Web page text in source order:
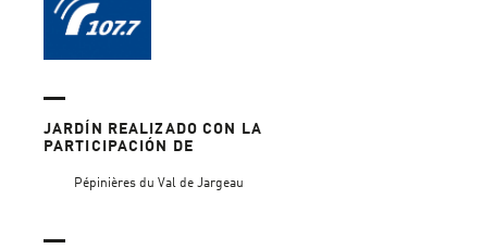
JARDÍN REALIZADO CON LA
PARTICIPACIÓN DE
Pépinières du Val de Jargeau